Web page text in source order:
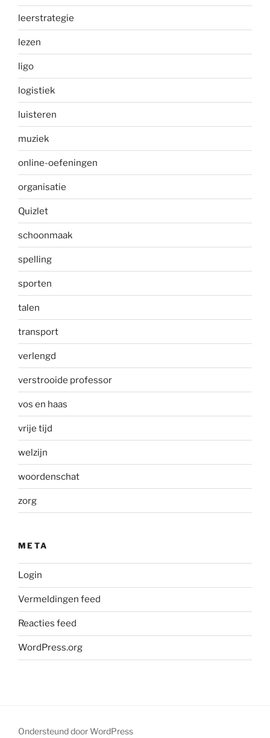
leerstrategie
lezen
ligo
logistiek
luisteren
muziek
online-oefeningen
organisatie
Quizlet
schoonmaak
spelling
sporten
talen
transport
verlengd
verstrooide professor
vos en haas
vrije tijd
welzijn
woordenschat
zorg
META
Login
Vermeldingen feed
Reacties feed
WordPress.org
Ondersteund door WordPress